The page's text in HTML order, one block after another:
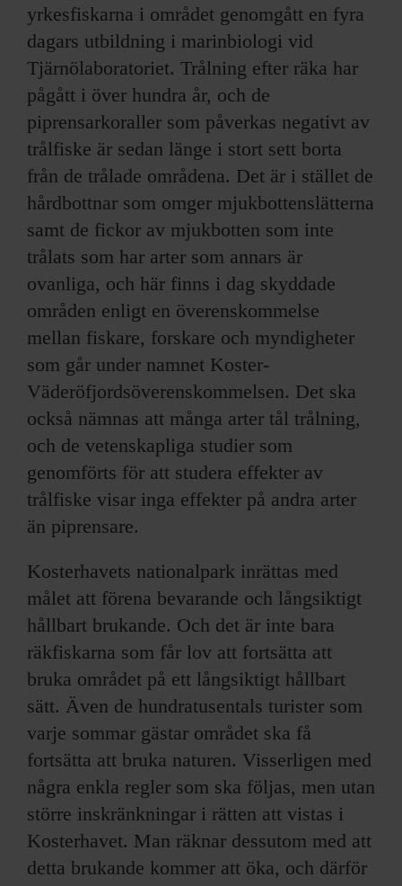
yrkesfiskarna i området genomgått en fyra
dagars utbildning i marinbiologi vid
Tjärnölaboratoriet. Trålning efter räka har
pågått i över hundra år, och de
piprensarkoraller som påverkas negativt av
trålfiske är sedan länge i stort sett borta
från de trålade områdena. Det är i stället de
hårdbottnar som omger mjukbottenslätterna
samt de fickor av mjukbotten som inte
trålats som har arter som annars är
ovanliga, och här finns i dag skyddade
områden enligt en överenskommelse
mellan fiskare, forskare och myndigheter
som går under namnet Koster-
Väderöfjordsöverenskommelsen. Det ska
också nämnas att många arter tål trålning,
och de vetenskapliga studier som
genomförts för att studera effekter av
trålfiske visar inga effekter på andra arter
än piprensare.
Kosterhavets nationalpark inrättas med
målet att förena bevarande och långsiktigt
hållbart brukande. Och det är inte bara
räkfiskarna som får lov att fortsätta att
bruka området på ett långsiktigt hållbart
sätt. Även de hundratusentals turister som
varje sommar gästar området ska få
fortsätta att bruka naturen. Visserligen med
några enkla regler som ska följas, men utan
större inskränkningar i rätten att vistas i
Kosterhavet. Man räknar dessutom med att
detta brukande kommer att öka, och därför